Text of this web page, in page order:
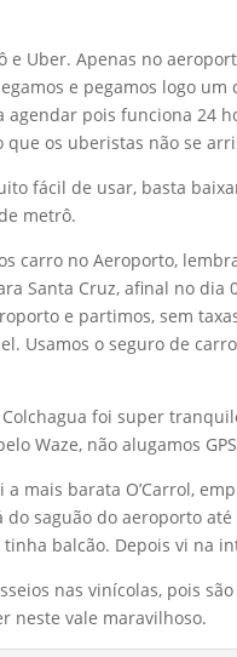
e Uber. Apenas no
e pegamos logo
pois funciona 24
os uberistas não se
fácil de usar, basta
metrô.
carro no Aeroporto,
Santa Cruz, afinal no dia
e partimos, sem
Usamos o seguro de
foi super
Waze, não alugamos
a mais barata O’Carrol,
saguão do aeroporto
balcão. Depois vi na
nas vinícolas, pois
neste vale maravilhoso.